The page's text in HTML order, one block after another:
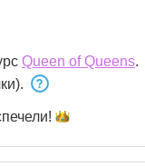
Queen of Queens.